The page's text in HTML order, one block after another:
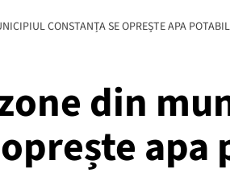
CONSTANȚA SE OPREȘTE APA
din
apa